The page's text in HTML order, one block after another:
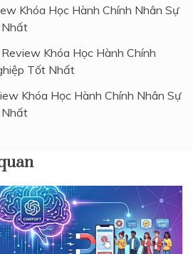
Khóa Học Hành Chính Nhân Sự
Nhất
Review Khóa Học Hành Chính
Tốt Nhất
Khóa Học Hành Chính Nhân Sự
Nhất